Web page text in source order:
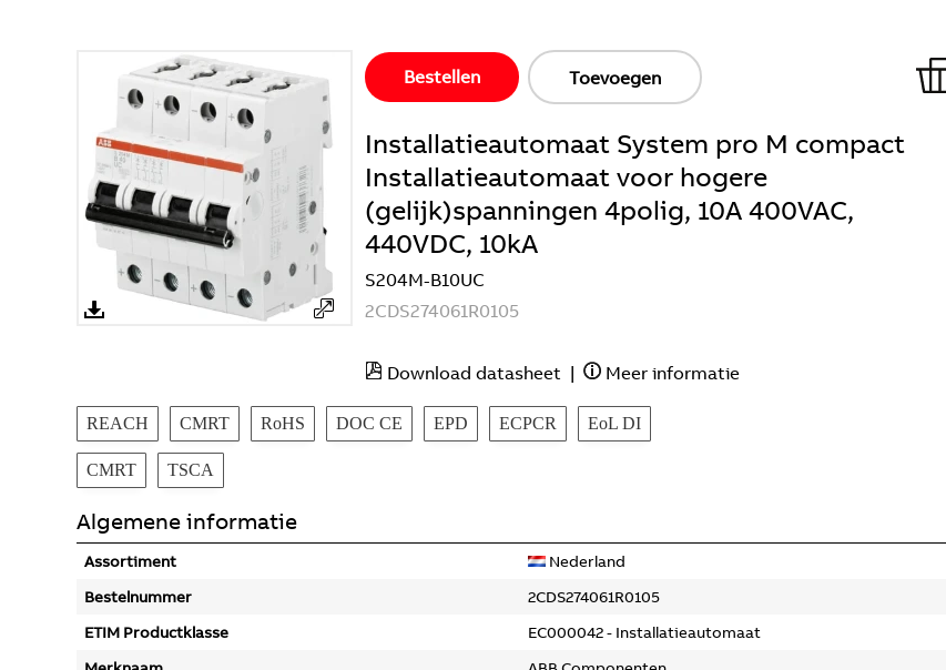
Bestellen Toevoegen
Installatieautomaat System pro M compact
Installatieautomaat voor hogere
(gelijk)spanningen 4polig, 10A 400VAC,
440VDC, 10kA
S204M-B10UC
2CDS274061R0105
Download datasheet | Meer informatie
REACH CMRT RoHS DOC CE EPD ECPCR EoL DI
CMRT TSCA
Algemene informatie
Assortiment
Nederland
Bestelnummer
2CDS274061R0105
ETIM Productklasse
EC000042 - Installatieautomaat